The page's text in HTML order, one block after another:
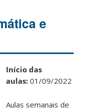
e
Início das
aulas: 01/09/2022
Aulas semanais de